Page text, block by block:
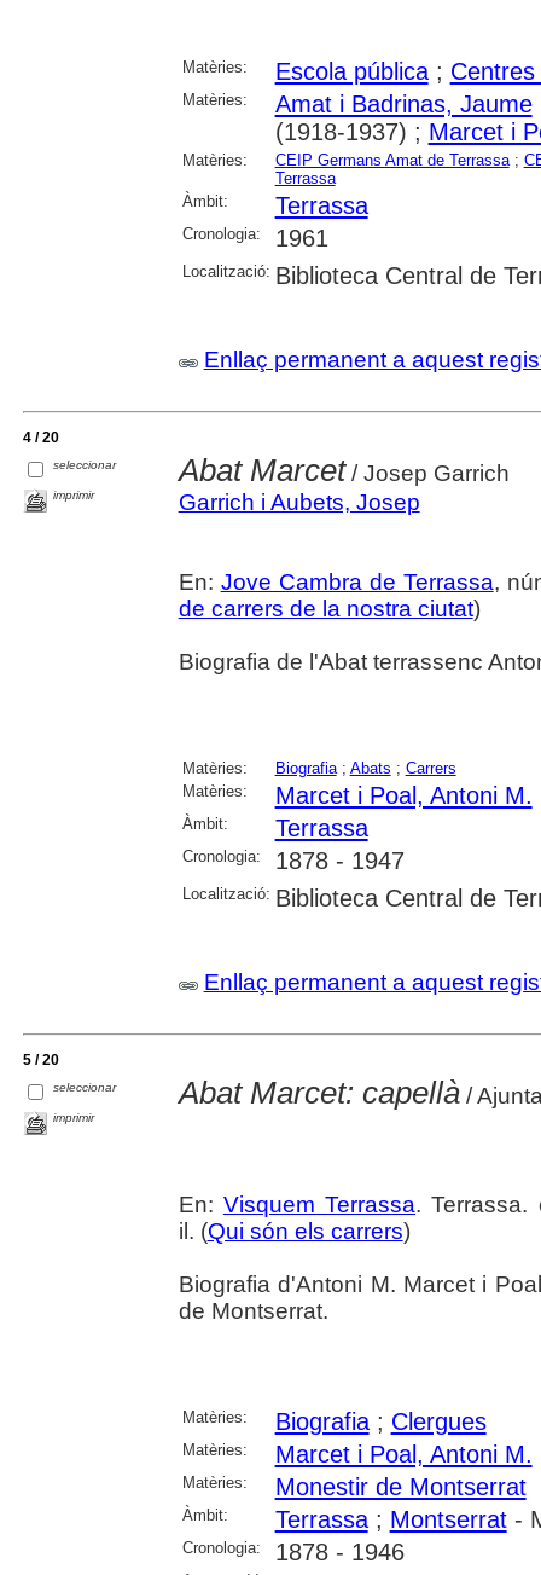
Matèries: Escola pública;
Matèries: Amat i Badrinas, Jaume
(1918-1937) ; Marcet i
Matèries: CEIP Germans Amat de Terrassa;
Terrassa
Àmbit:
Terrassa
Cronologia: 1961
Localització: Biblioteca Central de
Enllaç permanent a aquest
4 / 20
seleccionar
imprimir
Abat Marcet/ Josep Garrich
Garrich i Aubets, Josep
En: Jove Cambra de Terrassa,
de carrers de la nostra ciutat)
Biografia de l'Abat terrassenc
Matèries: Biografia; Abats ; Carrers
Matèries:
Marcet i Poal, Antoni M.
Àmbit: Terrassa
Cronologia: 1878 - 1947
Localització: Biblioteca Central de
Enllaç permanent a aquest
5 / 20
seleccionar
imprimir
Abat Marcet: capellà/
En: Visquem Terrassa.
il. (Qui són els carrers)
Biografia d'Antoni M. Marcet i
de Montserrat.
Matèries: Biografia; Clergues
Matèries: Marcet i Poal, Antoni M.
Matèries: Monestir de Montserrat
Àmbit: Terrassa; Montserrat-
Cronologia: 1878 - 1946